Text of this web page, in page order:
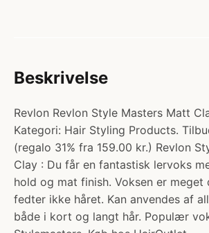
Beskrivelse
Revlon Revlon Style Masters Matt
Kategori: Hair Styling Products.
(regalo 31% fra 159.00 kr.) Revlon
Clay : Du får en fantastisk lervoks
hold og mat finish. Voksen er
fedter ikke håret. Kan anvendes af
både i kort og langt hår. Populær